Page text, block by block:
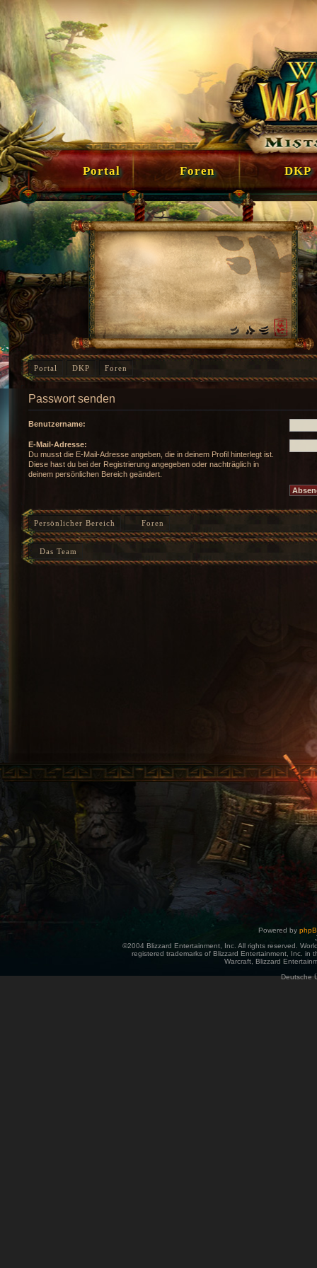
Portal Foren DKP
Portal DKP Foren
Passwort senden
Benutzername:
E-Mail-Adresse:
Du musst die E-Mail-Adresse angeben, die in deinem Profil hinterlegt ist.
Diese hast du bei der Registrierung angegeben oder nachträglich in
deinem persönlichen Bereich geändert.
Persönlicher Bereich Foren
Das Team
Powered by
©2004 Blizzard Entertainment, Inc. All rights reserved.
registered trademarks of Blizzard Entertainment, Inc. in
Warcraft, Blizzard
Deutsche